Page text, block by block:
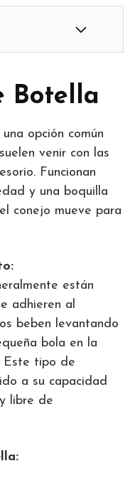
Botella
opción común
venir con las
Funcionan
y una boquilla
conejo mueve para
están
adhieren al
beben levantando
bola en la
Este tipo de
a su capacidad
libre de